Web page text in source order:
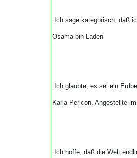
„Ich sage kategorisch, daß
Osama bin Laden
„Ich glaubte, es sei ein
Karla Pericon, Angestellte
„Ich hoffe, daß die Welt